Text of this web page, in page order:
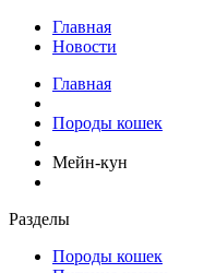
Главная
Новости
Главная
Породы кошек
Мейн-кун
Разделы
Породы кошек